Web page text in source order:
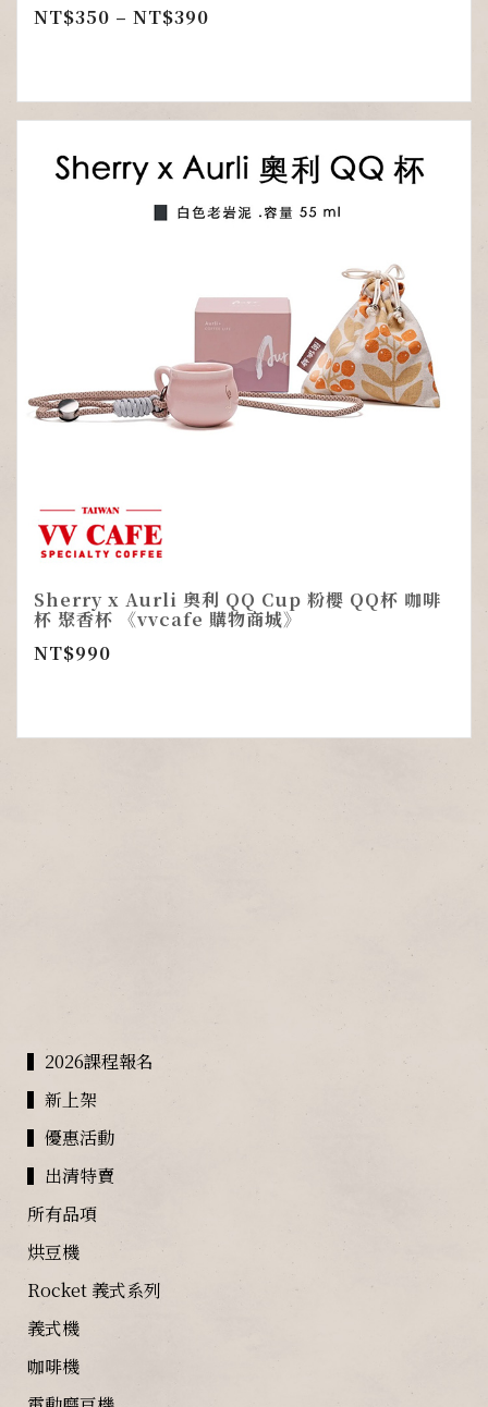
NT$350 – NT$390
Sherry x Aurli 奧利 QQ Cup 粉櫻 QQ杯 咖啡
杯 聚香杯 《vvcafe 購物商城》
NT$990
▍2026課程報名
▍新上架
▍優惠活動
▍出清特賣
所有品項
烘豆機
Rocket 義式系列
義式機
咖啡機